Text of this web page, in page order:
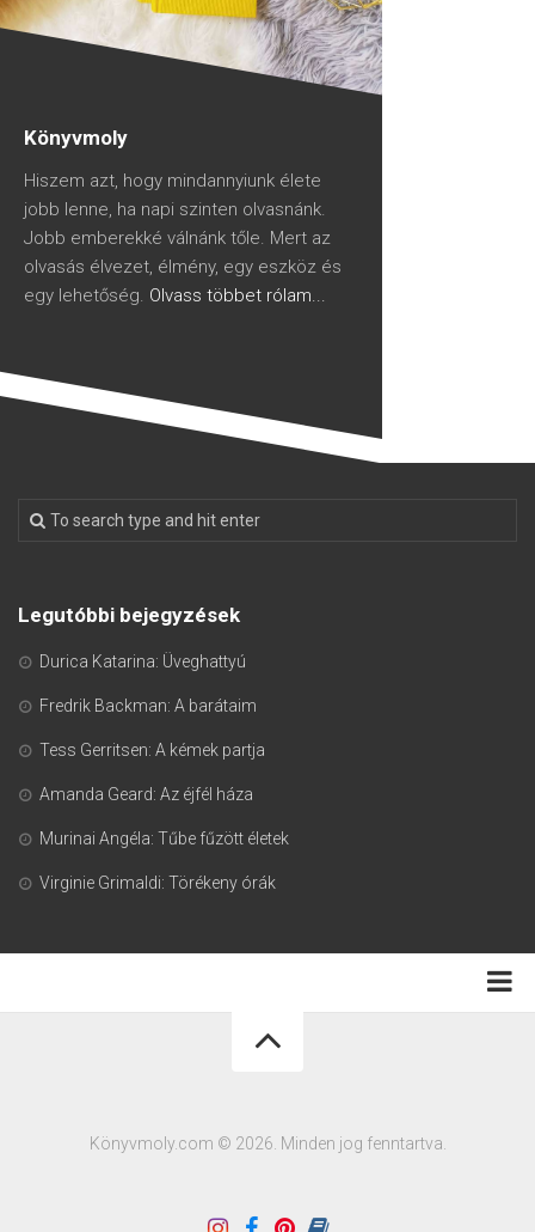
Könyvmoly
Hiszem azt, hogy mindannyiunk élete
jobb lenne, ha napi szinten olvasnánk.
Jobb emberekké válnánk tőle. Mert az
olvasás élvezet, élmény, egy eszköz és
egy lehetőség. Olvass többet rólam...
Legutóbbi bejegyzések
Durica Katarina: Üveghattyú
Fredrik Backman: A barátaim
Tess Gerritsen: A kémek partja
Amanda Geard: Az éjfél háza
Murinai Angéla: Tűbe fűzött életek
Virginie Grimaldi: Törékeny órák
Könyvmoly.com © 2026. Minden jog fenntartva.